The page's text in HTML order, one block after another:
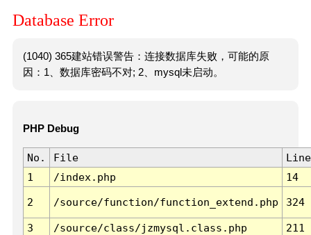
Database Error
(1040) 365建站错误警告：连接数据库失败，可能的原
因：1、数据库密码不对; 2、mysql未启动。
PHP Debug
No. File
Line
1
/index.php 14
2 /source/function/function_extend.php 324
3 /source/class/jzmysql.class.php
211